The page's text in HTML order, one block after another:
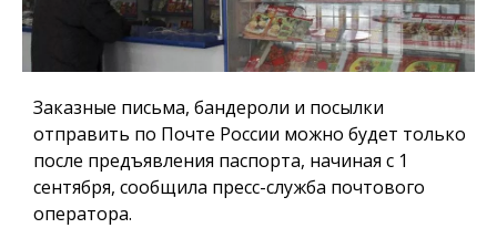
Заказные письма, бандероли и посылки
отправить по Почте России можно будет только
после предъявления паспорта, начиная с 1
сентября, сообщила пресс-служба почтового
оператора.